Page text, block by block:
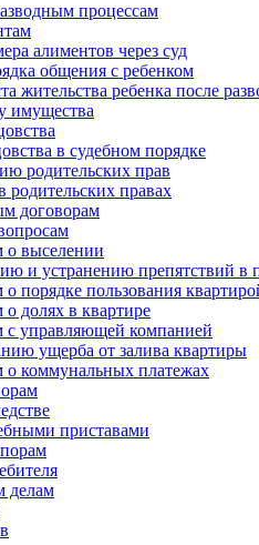
процессам
алиментов через суд
общения с ребенком
жительства ребенка после
имущества
в судебном порядке
родительских прав
родительских правах
договорам
выселении
и устранению препятствий в
порядке пользования
долях в квартире
управляющей компанией
ущерба от залива квартиры
коммунальных платежах
приставами
делам